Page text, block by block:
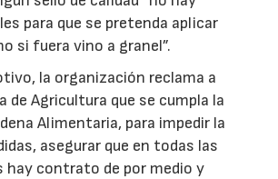
para que se pretenda aplicar
si fuera vino a granel”.
la organización reclama a
de Agricultura que se cumpla la
Alimentaria, para impedir la
asegurar que en todas las
hay contrato de por medio y